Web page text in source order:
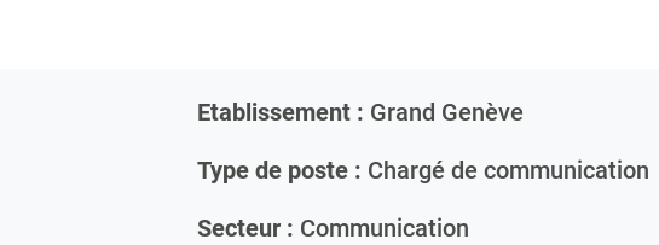
Etablissement : Grand Genève
Type de poste : Chargé de communication
Secteur : Communication